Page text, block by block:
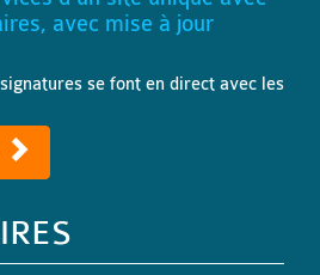
avec mise à jour
se font en direct avec les